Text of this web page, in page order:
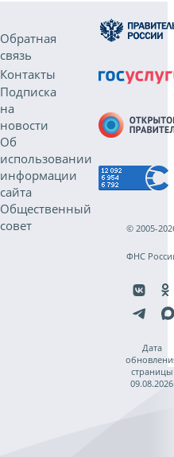
Обратная
связь
Контакты
Подписка
на
новости
Об
использовании
информации
сайта
Общественный
совет
© 2005-
ФНС
Дата
страницы
09.08.2026